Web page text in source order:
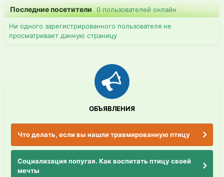
Последние посетители0 пользователей онлайн
Ни одного зарегистрированного пользователя не
просматривает данную страницу
ОБЪЯВЛЕНИЯ
Что делать, если вы нашли травмированную птицу
Социализация попугая. Как воспитать птицу своей
мечты